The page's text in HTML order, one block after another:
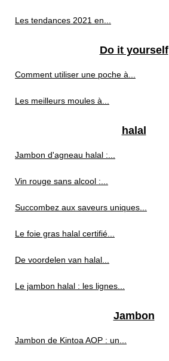
Les tendances 2021 en...
Do it yourself
Comment utiliser une poche à...
Les meilleurs moules à...
halal
Jambon d'agneau halal :...
Vin rouge sans alcool :...
Succombez aux saveurs uniques...
Le foie gras halal certifié...
De voordelen van halal...
Le jambon halal : les lignes...
Jambon
Jambon de Kintoa AOP : un...